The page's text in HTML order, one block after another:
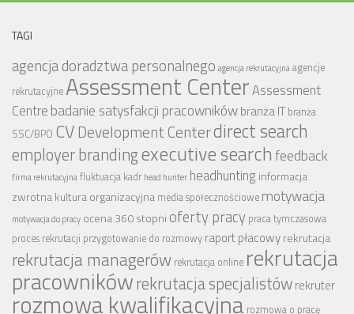
TAGI
agencja doradztwa personalnego agencja rekrutacyjnaagencje
rekrutacyjne Assessment CenterAssessment
Centre badanie satysfakcji pracownikówbranża IT branża
SSC/BPO CV Development Centerdirect search
employer brandingexecutive searchfeedback
firma rekrutacyjnafluktuacja kadr head hunter headhunting informacja
zwrotnakultura organizacyjna media społecznościowe motywacja
motywacja do pracy ocena 360 stopni oferty pracy praca tymczasowa
proces rekrutacji przygotowanie do rozmowy raport płacowyrekrutacja
rekrutacja managerów rekrutacja online rekrutacja
pracownikówrekrutacja specjalistówrekruter
rozmowa kwalifikacyjna rozmowa o pracę